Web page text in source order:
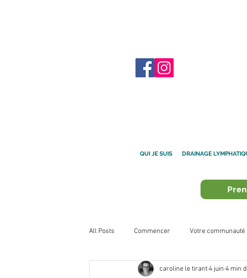
QUI JE SUIS DRAINAGE
All Posts Commencer Votre communauté
caroline le tirant4 juin 4 min